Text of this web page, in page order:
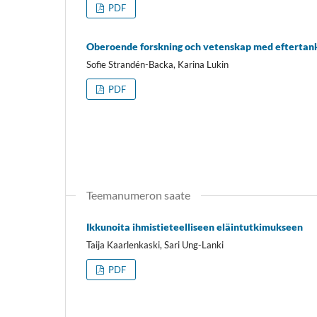
PDF
Oberoende forskning och vetenskap med
Sofie Strandén-Backa, Karina Lukin
PDF
Teemanumeron saate
Ikkunoita ihmistieteelliseen eläintutkimukseen
Taija Kaarlenkaski, Sari Ung-Lanki
PDF